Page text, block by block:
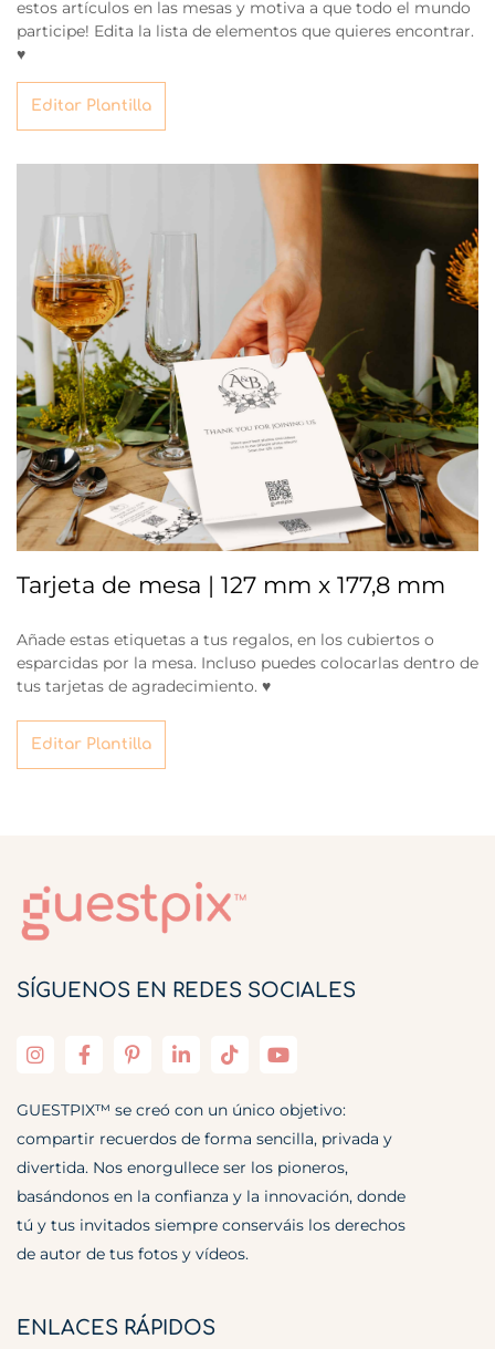
estos artículos en las mesas y motiva a que todo el mundo
participe! Edita la lista de elementos que quieres encontrar.
♥
Editar Plantilla
Tarjeta de mesa | 127 mm x 177,8 mm
Añade estas etiquetas a tus regalos, en los cubiertos o
esparcidas por la mesa. Incluso puedes colocarlas dentro de
tus tarjetas de agradecimiento. ♥
Editar Plantilla
SÍGUENOS EN REDES SOCIALES
GUESTPIX™ se creó con un único objetivo:
compartir recuerdos de forma sencilla, privada y
divertida. Nos enorgullece ser los pioneros,
basándonos en la confianza y la innovación, donde
tú y tus invitados siempre conserváis los derechos
de autor de tus fotos y vídeos.
ENLACES RÁPIDOS